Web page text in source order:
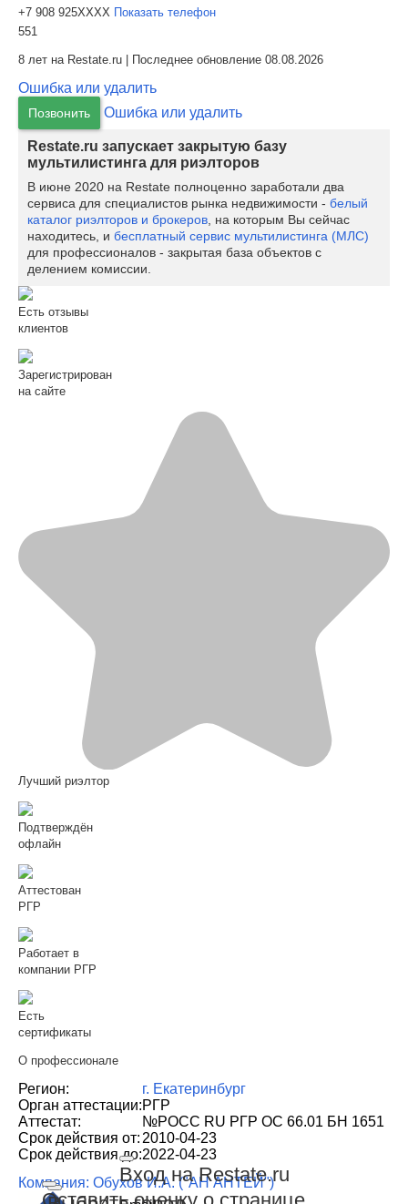
Вход на Restate.ru
+7 908 925XXXX Показать телефон
551
8 лет на Restate.ru | Последнее обновление 08.08.2026
Ошибка или удалить
Позвонить Ошибка или удалить
Restate.ru запускает закрытую базу
мультилистинга для риэлторов
В июне 2020 на Restate полноценно заработали два
сервиса для специалистов рынка недвижимости - белый
каталог риэлторов и брокеров , на которым Вы сейчас
находитесь, и бесплатный сервис мультилистинга (МЛС)
для профессионалов - закрытая база объектов с
делением комиссии.
Есть отзывы
клиентов
Зарегистрирован
на сайте
Лучший риэлтор
Подтверждён
офлайн
Аттестован
РГР
Работает в
компании РГР
Есть
сертификаты
О профессионале
Регион:
г. Екатеринбург
Орган аттестации:РГР
Аттестат:
№РОСС RU РГР ОС 66.01 БН 1651
Срок действия от: 2010-04-23
Срок действия до:2022-04-23
Компания: Обухов И.А. ("АН АНТЕЙ")
Оставить оценку о странице